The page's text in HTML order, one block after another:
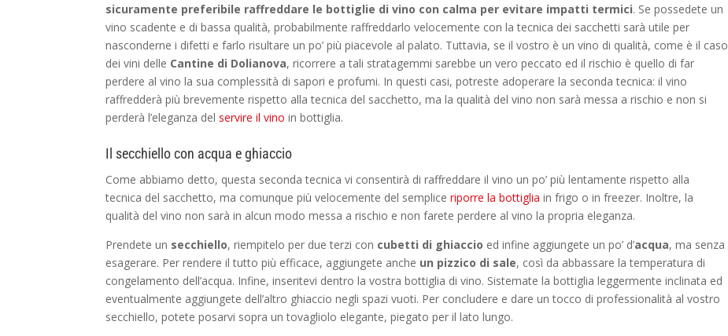
sicuramente preferibile raffreddare le bottiglie di vino con calma per evitare impatti termici. Se possedete un
vino scadente e di bassa qualità, probabilmente raffreddarlo velocemente con la tecnica dei sacchetti sarà utile per
nasconderne i difetti e farlo risultare un po’ più piacevole al palato. Tuttavia, se il vostro è un vino di qualità, come è il caso
dei vini delle Cantine di Dolianova, ricorrere a tali stratagemmi sarebbe un vero peccato ed il rischio è quello di far
perdere al vino la sua complessità di sapori e profumi. In questi casi, potreste adoperare la seconda tecnica: il vino
raffredderà più brevemente rispetto alla tecnica del sacchetto, ma la qualità del vino non sarà messa a rischio e non si
perderà l’eleganza delservire il vino in bottiglia.
Il secchiello con acqua e ghiaccio
Come abbiamo detto, questa seconda tecnica vi consentirà di raffreddare il vino un po’ più lentamente rispetto alla
tecnica del sacchetto, ma comunque più velocemente del sempliceriporre la bottiglia in frigo o in freezer. Inoltre, la
qualità del vino non sarà in alcun modo messa a rischio e non farete perdere al vino la propria eleganza.
Prendete un secchiello, riempitelo per due terzi con cubetti di ghiaccio ed infine aggiungete un po’ d’acqua, ma senza
esagerare. Per rendere il tutto più efficace, aggiungete anche un pizzico di sale, così da abbassare la temperatura di
congelamento dell’acqua. Infine, inseritevi dentro la vostra bottiglia di vino. Sistemate la bottiglia leggermente inclinata ed
eventualmente aggiungete dell’altro ghiaccio negli spazi vuoti. Per concludere e dare un tocco di professionalità al vostro
secchiello, potete posarvi sopra un tovagliolo elegante, piegato per il lato lungo.